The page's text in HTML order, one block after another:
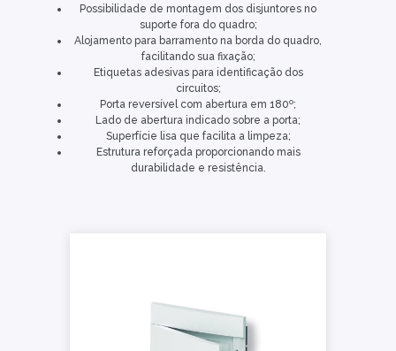
Possibilidade de montagem dos disjuntores no
suporte fora do quadro;
Alojamento para barramento na borda do quadro,
facilitando sua fixação;
Etiquetas adesivas para identificação dos
circuitos;
Porta reversível com abertura em 180º;
Lado de abertura indicado sobre a porta;
Superfície lisa que facilita a limpeza;
Estrutura reforçada proporcionando mais
durabilidade e resistência.